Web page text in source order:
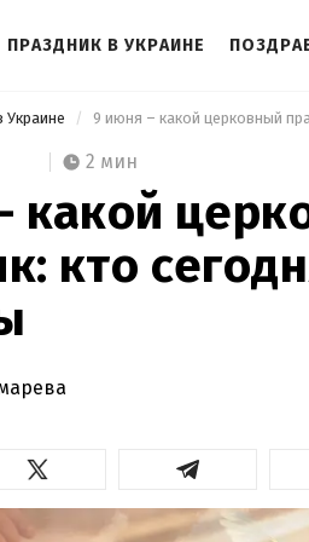
ПРАЗДНИК В УКРАИНЕ
Украине
2 мин
какой
кто